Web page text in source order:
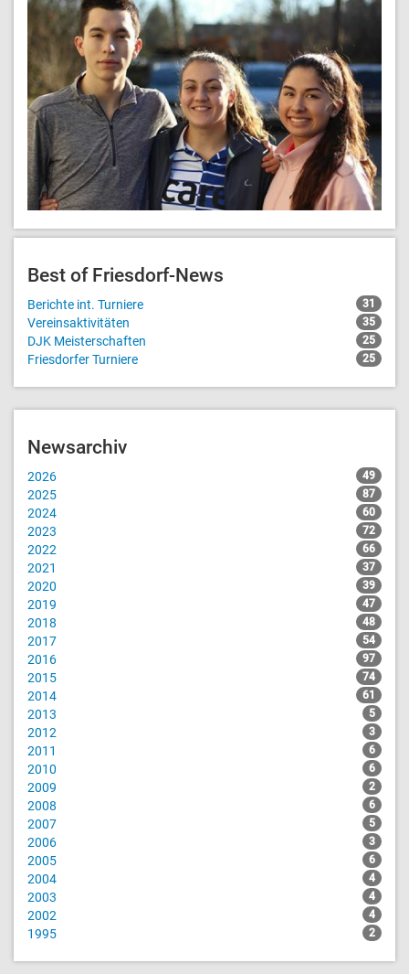
Best of Friesdorf-News
Berichte int. Turniere 31
Vereinsaktivitäten 35
DJK Meisterschaften 25
Friesdorfer Turniere 25
Newsarchiv
2026 49
2025 87
2024 60
2023 72
2022 66
2021 37
2020 39
2019 47
2018 48
2017 54
2016 97
2015 74
2014 61
2013 5
2012 3
2011 6
2010 6
2009 2
2008 6
2007 5
2006 3
2005 6
2004 4
2003 4
2002 4
1995 2